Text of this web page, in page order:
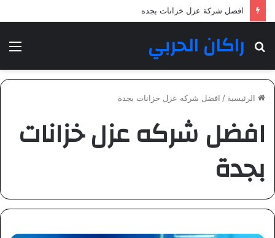
افضل شركة عزل خزانات بجده
راكان الحربيبحث
الرئيسية / افضل شركه عزل خزانات بجدة
افضل شركه عزل خزانات
بجدة